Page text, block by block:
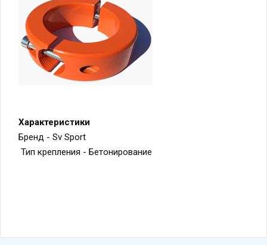
Характеристики
Бренд - Sv Sport
Тип крепления - Бетонирование